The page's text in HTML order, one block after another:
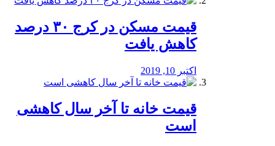
️قیمت مسکن در کرج ۳۰ درصد
کاهش یافت
اکتبر 10, 2019
قیمت خانه تا آخر سال کاهشی
است